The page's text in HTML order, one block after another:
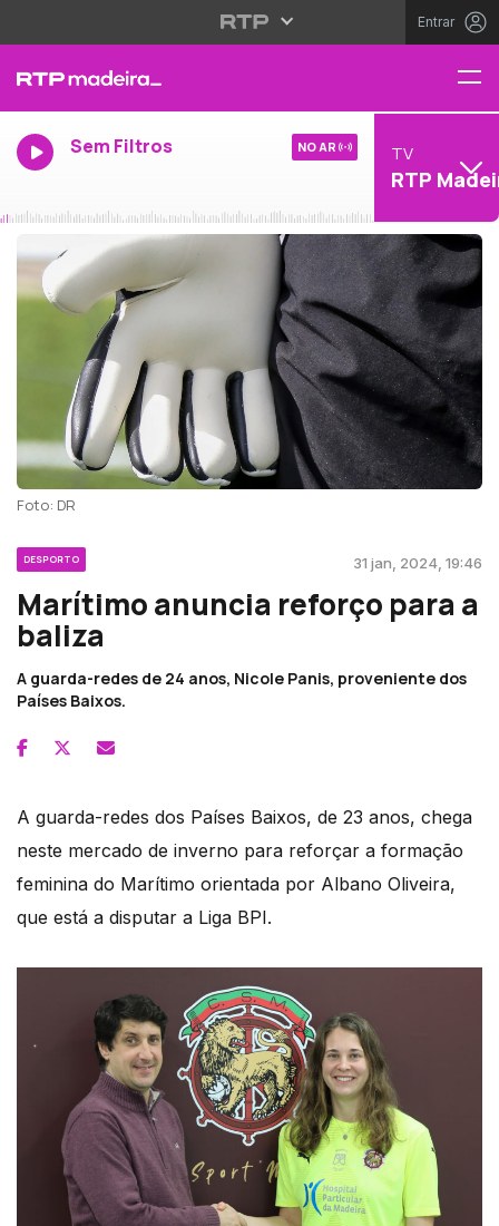
Entrar
Sem Filtros NO AR TV
RTP
Foto: DR
DESPORTO 31 jan, 2024, 19:46
Marítimo anuncia reforço para a
baliza
A guarda-redes de 24 anos, Nicole Panis, proveniente dos
Países Baixos.
A guarda-redes dos Países Baixos, de 23 anos, chega
neste mercado de inverno para reforçar a formação
feminina do Marítimo orientada por Albano Oliveira,
que está a disputar a Liga BPI.